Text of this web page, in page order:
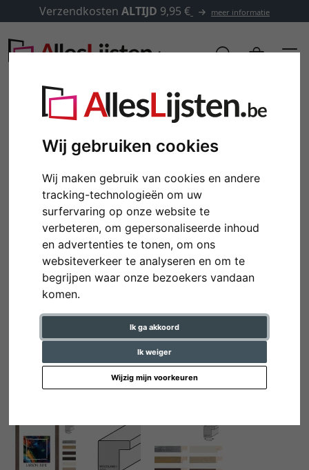
Wij gebruiken cookies
Wij maken gebruik van cookies en andere
tracking-technologieën om uw
surfervaring op onze website te
verbeteren, om gepersonaliseerde inhoud
en advertenties te tonen, om ons
websiteverkeer te analyseren en om te
begrijpen waar onze bezoekers vandaan
komen.
Ik ga akkoord
Ik weiger
Wijzig mijn voorkeuren
Verzendkosten ALTIJD 9,95 € meer informatie
Terug